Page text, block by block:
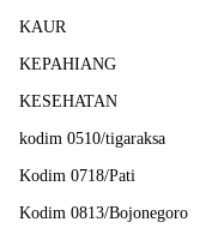
KAUR
KEPAHIANG
KESEHATAN
kodim 0510/tigaraksa
Kodim 0718/Pati
Kodim 0813/Bojonegoro